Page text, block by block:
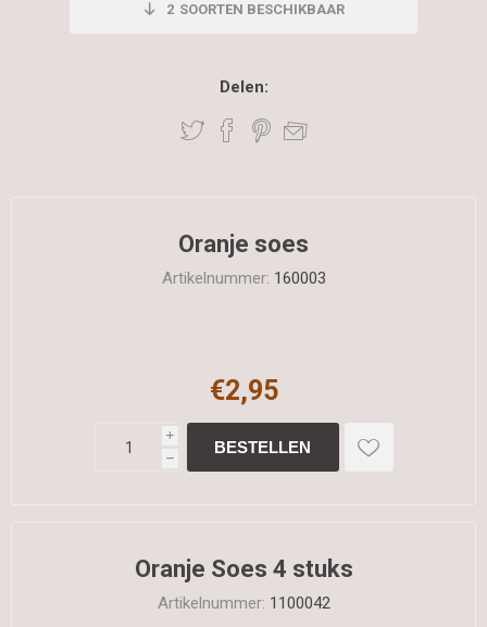
2 SOORTEN BESCHIKBAAR
Delen:
Oranje soes
Artikelnummer: 160003
€2,95
i
h
Oranje Soes 4 stuks
Artikelnummer: 1100042